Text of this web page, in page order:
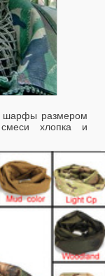
шарфы размером
хлопка и